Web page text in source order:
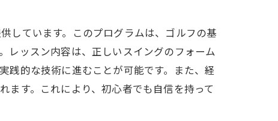
しています。このプログラムは、ゴルフの基
レッスン内容は、正しいスイングのフォーム
践的な技術に進むことが可能です。また、経
ます。これにより、初心者でも自信を持って